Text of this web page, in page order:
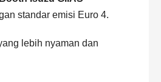
standar emisi Euro 4.
lebih nyaman dan